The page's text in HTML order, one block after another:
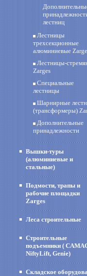
лестниц
Лестницы
трехсекционные
алюминиевые
Лестницы-
Zarges
Специальные
лестницы
Шарнирные
(трансформеры)
Дополнительные
принадлежности
Вышки-туры
(алюминиевые и
стальные)
Подмости, трапы и
рабочие площадки
Zarges
Леса строительные
Строительные
подъемники (
NiftyLift, Genie)
Складское